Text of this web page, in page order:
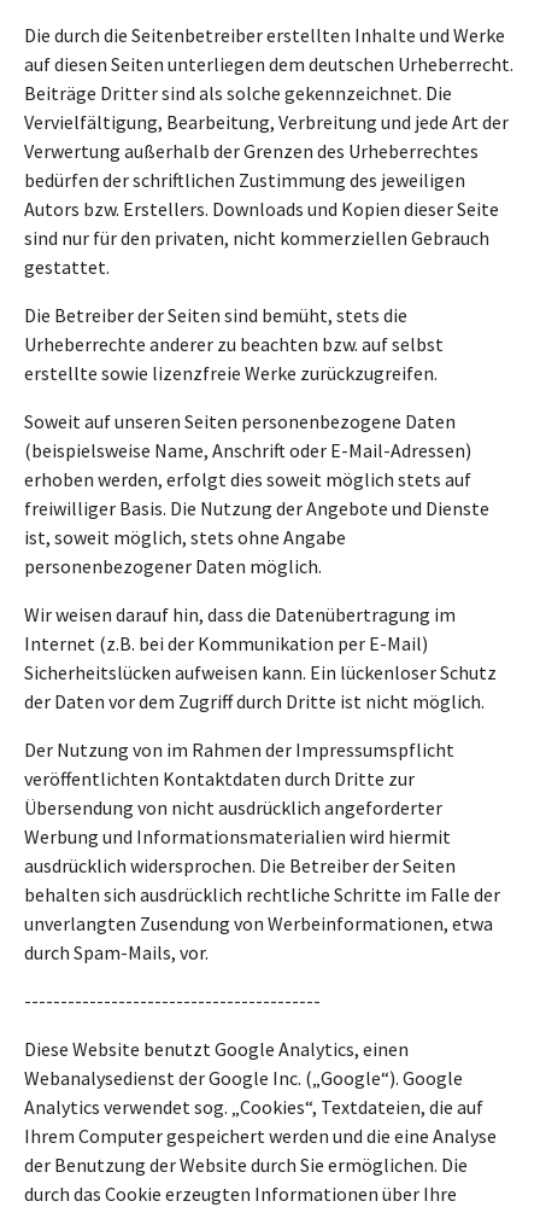
Die durch die Seitenbetreiber erstellten Inhalte und Werke
auf diesen Seiten unterliegen dem deutschen Urheberrecht.
Beiträge Dritter sind als solche gekennzeichnet. Die
Vervielfältigung, Bearbeitung, Verbreitung und jede Art der
Verwertung außerhalb der Grenzen des Urheberrechtes
bedürfen der schriftlichen Zustimmung des jeweiligen
Autors bzw. Erstellers. Downloads und Kopien dieser Seite
sind nur für den privaten, nicht kommerziellen Gebrauch
gestattet.
Die Betreiber der Seiten sind bemüht, stets die
Urheberrechte anderer zu beachten bzw. auf selbst
erstellte sowie lizenzfreie Werke zurückzugreifen.
Soweit auf unseren Seiten personenbezogene Daten
(beispielsweise Name, Anschrift oder E-Mail-Adressen)
erhoben werden, erfolgt dies soweit möglich stets auf
freiwilliger Basis. Die Nutzung der Angebote und Dienste
ist, soweit möglich, stets ohne Angabe
personenbezogener Daten möglich.
Wir weisen darauf hin, dass die Datenübertragung im
Internet (z.B. bei der Kommunikation per E-Mail)
Sicherheitslücken aufweisen kann. Ein lückenloser Schutz
der Daten vor dem Zugriff durch Dritte ist nicht möglich.
Der Nutzung von im Rahmen der Impressumspflicht
veröffentlichten Kontaktdaten durch Dritte zur
Übersendung von nicht ausdrücklich angeforderter
Werbung und Informationsmaterialien wird hiermit
ausdrücklich widersprochen. Die Betreiber der Seiten
behalten sich ausdrücklich rechtliche Schritte im Falle der
unverlangten Zusendung von Werbeinformationen, etwa
durch Spam-Mails, vor.
-----------------------------------------
Diese Website benutzt Google Analytics, einen
Webanalysedienst der Google Inc. („Google“). Google
Analytics verwendet sog. „Cookies“, Textdateien, die auf
Ihrem Computer gespeichert werden und die eine Analyse
der Benutzung der Website durch Sie ermöglichen. Die
durch das Cookie erzeugten Informationen über Ihre